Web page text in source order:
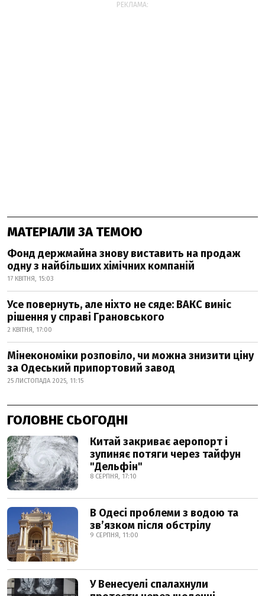
РЕКЛАМА:
МАТЕРІАЛИ ЗА ТЕМОЮ
Фонд держмайна знову виставить на продаж
одну з найбільших хімічних компаній
17 КВІТНЯ, 15:03
Усе повернуть, але ніхто не сяде: ВАКС виніс
рішення у справі Грановського
2 КВІТНЯ, 17:00
Мінекономіки розповіло, чи можна знизити ціну
за Одеський припортовий завод
25 ЛИСТОПАДА 2025, 11:15
ГОЛОВНЕ СЬОГОДНІ
Китай закриває аеропорт і
зупиняє потяги через тайфун
"Дельфін"
8 СЕРПНЯ, 17:10
В Одесі проблеми з водою та
звʼязком після обстрілу
9 СЕРПНЯ, 11:00
У Венесуелі спалахнули